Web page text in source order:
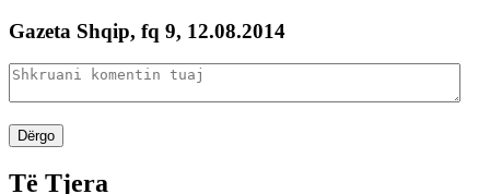
Gazeta Shqip, fq 9, 12.08.2014
Dërgo
Të Tjera